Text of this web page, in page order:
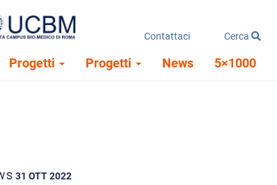
Home page Contattaci Cerca
Progetti Progetti News 5×1000
31 OTT 2022